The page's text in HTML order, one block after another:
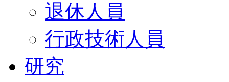
退休人員
行政技術人員
研究